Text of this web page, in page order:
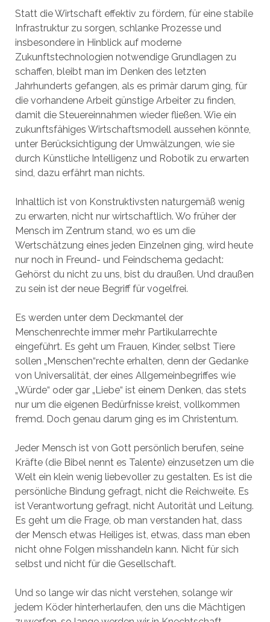
Statt die Wirtschaft effektiv zu fördern, für eine stabile
Infrastruktur zu sorgen, schlanke Prozesse und
insbesondere in Hinblick auf moderne
Zukunftstechnologien notwendige Grundlagen zu
schaffen, bleibt man im Denken des letzten
Jahrhunderts gefangen, als es primär darum ging, für
die vorhandene Arbeit günstige Arbeiter zu finden,
damit die Steuereinnahmen wieder fließen. Wie ein
zukunftsfähiges Wirtschaftsmodell aussehen könnte,
unter Berücksichtigung der Umwälzungen, wie sie
durch Künstliche Intelligenz und Robotik zu erwarten
sind, dazu erfährt man nichts.
Inhaltlich ist von Konstruktivsten naturgemäß wenig
zu erwarten, nicht nur wirtschaftlich. Wo früher der
Mensch im Zentrum stand, wo es um die
Wertschätzung eines jeden Einzelnen ging, wird heute
nur noch in Freund- und Feindschema gedacht:
Gehörst du nicht zu uns, bist du draußen. Und draußen
zu sein ist der neue Begriff für vogelfrei.
Es werden unter dem Deckmantel der
Menschenrechte immer mehr Partikularrechte
eingeführt. Es geht um Frauen, Kinder, selbst Tiere
sollen „Menschen“rechte erhalten, denn der Gedanke
von Universalität, der eines Allgemeinbegriffes wie
„Würde“ oder gar „Liebe“ ist einem Denken, das stets
nur um die eigenen Bedürfnisse kreist, vollkommen
fremd. Doch genau darum ging es im Christentum.
Jeder Mensch ist von Gott persönlich berufen, seine
Kräfte (die Bibel nennt es Talente) einzusetzen um die
Welt ein klein wenig liebevoller zu gestalten. Es ist die
persönliche Bindung gefragt, nicht die Reichweite. Es
ist Verantwortung gefragt, nicht Autorität und Leitung.
Es geht um die Frage, ob man verstanden hat, dass
der Mensch etwas Heiliges ist, etwas, dass man eben
nicht ohne Folgen misshandeln kann. Nicht für sich
selbst und nicht für die Gesellschaft.
Und so lange wir das nicht verstehen, solange wir
jedem Köder hinterherlaufen, den uns die Mächtigen